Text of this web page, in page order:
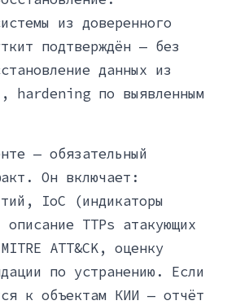
из доверенного
подтверждён — без
данных из
hardening по выявленным
— обязательный
Он включает:
IoC (индикаторы
TTPs атакующих
ATT&CK, оценку
по устранению. Если
к объектам КИИ — отчёт